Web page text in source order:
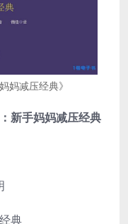
妈减压经典》
新手妈妈减压经典
典